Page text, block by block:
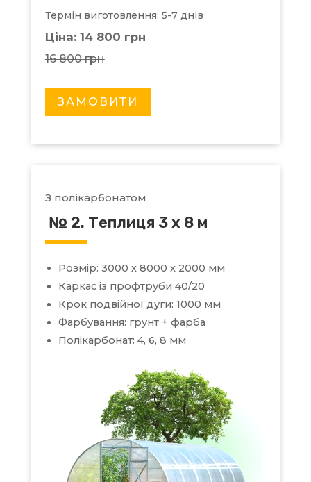
Термін виготовлення: 5-7 днів
Ціна: 14 800 грн
16 800 грн
ЗАМОВИТИ
З полікарбонатом
№ 2. Теплиця 3 х 8 м
Розмір: 3000 х 8000 х 2000 мм
Каркас із профтруби 40/20
Крок подвійної дуги: 1000 мм
Фарбування: грунт + фарба
Полікарбонат: 4, 6, 8 мм